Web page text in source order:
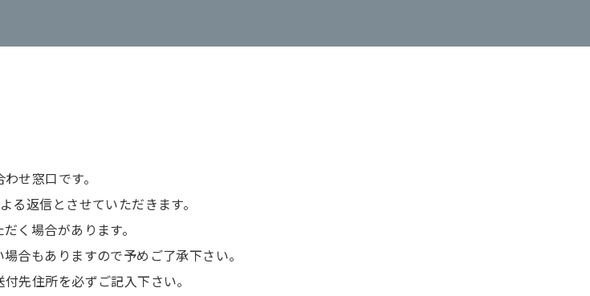
せ窓口です。
る返信とさせていただきます。
く場合があります。
合もありますので予めご了承下さい。
先住所を必ずご記入下さい。